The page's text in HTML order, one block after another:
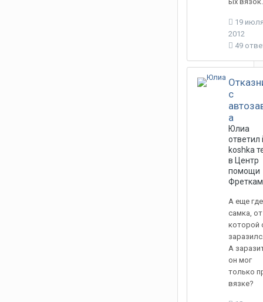
19
2012
49
c
а
Юлиа
ответил
koshka
в Центр
помощи
Фреткам
А еще
самка, от
которой
А
он мог
только
вязке?